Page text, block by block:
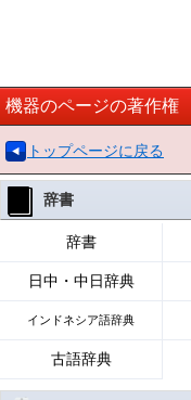
機器のページの著作権
トップページに戻る
辞書
辞書
日中・中日辞典
インドネシア語辞典
古語辞典